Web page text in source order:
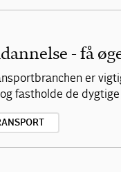
- få
er
fastholde de